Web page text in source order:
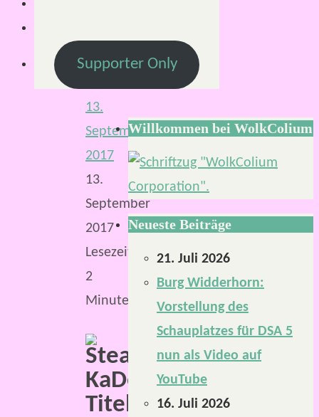
Von
13.
September
2017
13.
September
2017
Lesezeit:
2
Minuten
Supporter Only
Willkommen bei WolkColium
Neueste Beiträge
21. Juli 2026
Burg Widderhorn:
Vorstellung des
Schauplatzes für DSA 5
nun als Video auf
YouTube
16. Juli 2026